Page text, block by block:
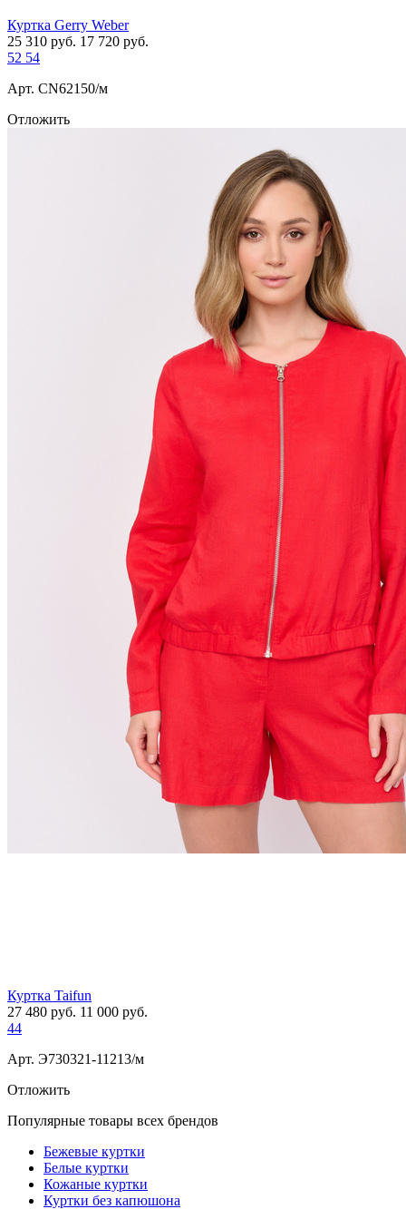
Куртка Gerry Weber
25 310 руб. 17 720 руб.
52 54
Арт. СN62150/м
Отложить
Куртка Taifun
27 480 руб. 11 000 руб.
44
Арт. Э730321-11213/м
Отложить
Популярные товары всех брендов
Бежевые куртки
Белые куртки
Кожаные куртки
Куртки без капюшона